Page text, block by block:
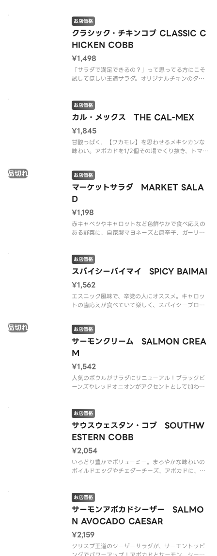
※アレルゲン情報はCRISP SALAD WORKSの公式
ウェブサイトでご確認
クラシック・チキンコブ CLASSIC C
HICKEN COBB
お店価格
¥1,498
「サラダで満足できるの？」って思ってる方にこそ
試してほしい王道サラダ。オリジナルチキンのタン
シャキ食感が絶妙にマッチ。クリーミーなバターミ
ルクランチが全体をまとめて、食
カル・メックス THE CAL-MEX
お店価格
¥1,845
甘酸っぱく、【ワカモレ】を思わせるメキシカンな
味わい。アボカドを1/2個その場でくり抜き、トマ
の多い人気のサラダ。（グルテンを含む）
※アレルゲン情報はCRISP SALAD WORKSの公式
ウェブサイトで
マーケットサラダ MARKET SALA
D
品切れ お店価格
¥1,198
赤キャベツやキャロットなど色鮮やかで食べ応えの
ある野菜に、自家製マヨネーズと唐辛子、ガーリッ
※アレルゲン情報はCRISP SALAD WORKSの公式
ウェブサイトで
スパイシーバイマイ SPICY BAIMAI
お店価格
¥1,562
エスニック風味で、辛党の人にオススメ。キャロッ
トの歯応えが食べていて楽しく、スパイシーブロッ
癖あるアジア風のサラダ。
※アレルゲン情報はCRISP SALAD WORKSの公式
ウェブサイトでご確認ください。
※
サーモンクリーム SALMON CREA
M
品切れ お店価格
¥1,542
人気のボウルがサラダにリニューアル！ブラックビ
ーンズやレッドオニオンがアクセントとして加わ
るのもオススメですよ。
※アレルゲン情報はCRISP SALAD WORK
サウスウェスタン・コブ SOUTHW
ESTERN COBB
お店価格
¥2,054
いろどり豊かでボリューミー。まろやかな味わいの
ボイルドエッグやチェダーチーズ、アボカドに、乳
※アレルゲン情報はCRISP SALAD WORKSの公式
ウェブサイトでご確
サーモンアボカドシーザー SALMO
N AVOCADO CAESAR
お店価格
¥2,159
クリスプ王道のシーザーサラダが、サーモントッピ